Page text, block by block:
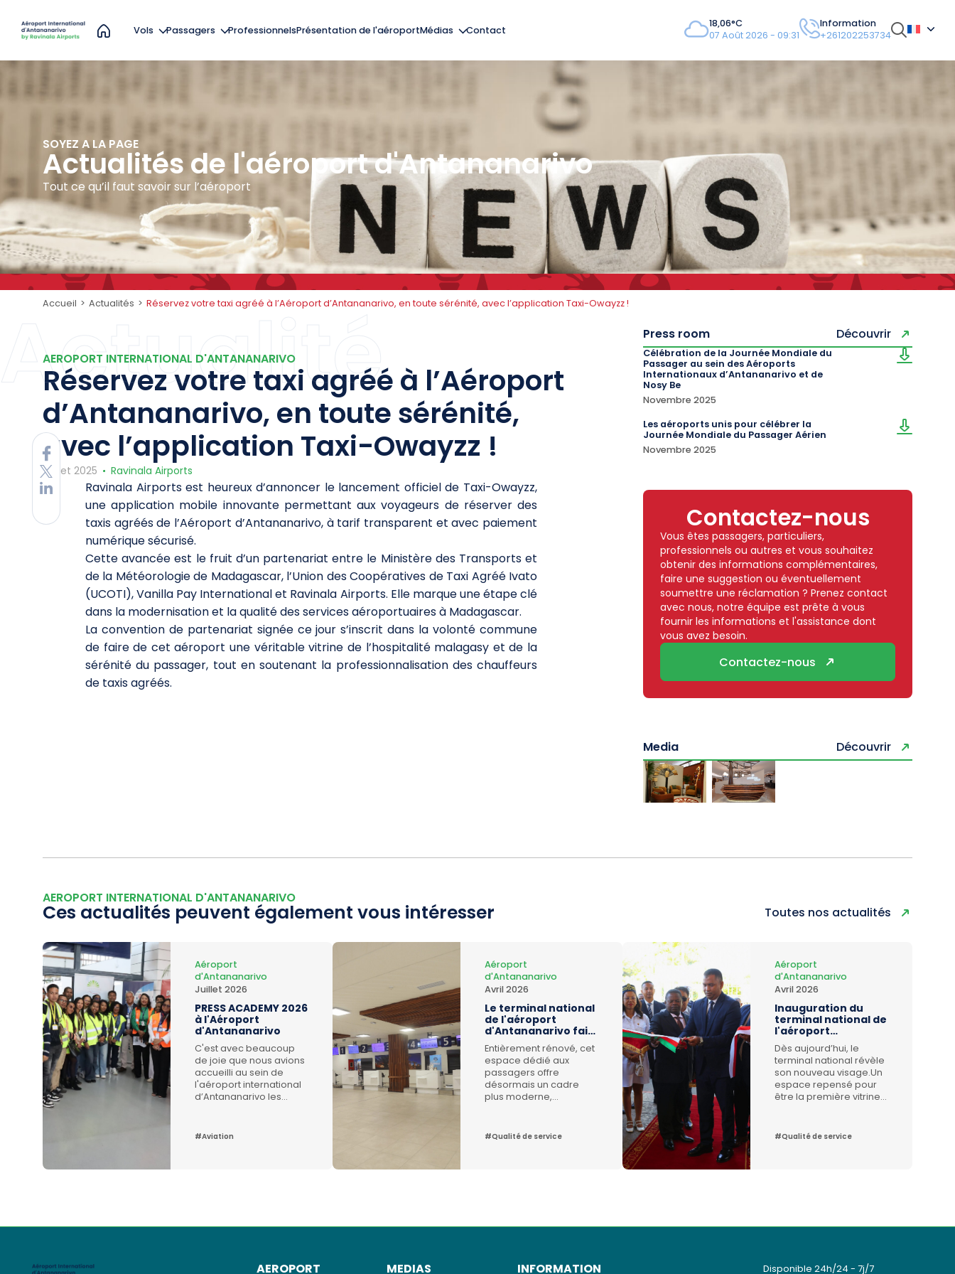
Vols
Formalités
Préparez votre voyage
Passagers
Boutiques et restauration
Services
Facilitez votre passage
à l'aéroport
ProfessionnelsPrésentation de l'aéroportMédias
FAQ
Questions les plus
posées
Contact
18,06°C
07 Août 2026 - 09:31
Information
+261202253734
SOYEZ A LA PAGE
Actualités de l'aéroport d'Antananarivo
Tout ce qu’il faut savoir sur l’aéroport
Accueil > Actualités > Réservez votre taxi agréé à l’Aéroport d’Antananarivo, en toute sérénité, avec l’application Taxi-Owayzz !
AEROPORT INTERNATIONAL D'ANTANANARIVO
Actualité
Réservez votre taxi agréé à l’Aéroport
d’Antananarivo, en toute sérénité,
avec l’application Taxi-Owayzz !
Juillet 2025 Ravinala Airports
Ravinala Airports est heureux d’annoncer le lancement officiel de Taxi-Owayzz,
une application mobile innovante permettant aux voyageurs de réserver des
taxis agréés de l’Aéroport d’Antananarivo, à tarif transparent et avec paiement
numérique sécurisé.
Cette avancée est le fruit d’un partenariat entre le Ministère des Transports et
de la Météorologie de Madagascar, l’Union des Coopératives de Taxi Agréé Ivato
(UCOTI), Vanilla Pay International et Ravinala Airports. Elle marque une étape clé
dans la modernisation et la qualité des services aéroportuaires à Madagascar.
La convention de partenariat signée ce jour s’inscrit dans la volonté commune
de faire de cet aéroport une véritable vitrine de l’hospitalité malagasy et de la
sérénité du passager, tout en soutenant la professionnalisation des chauffeurs
de taxis agréés.
Press room Découvrir
Célébration de la Journée Mondiale du
Passager au sein des Aéroports
Internationaux d’Antananarivo et de
Nosy Be
Novembre 2025
Les aéroports unis pour célébrer la
Journée Mondiale du Passager Aérien
Novembre 2025
Contactez-nous
Vous êtes passagers, particuliers,
professionnels ou autres et vous souhaitez
obtenir des informations complémentaires,
faire une suggestion ou éventuellement
soumettre une réclamation ? Prenez contact
avec nous, notre équipe est prête à vous
fournir les informations et l'assistance dont
vous avez besoin.
Contactez-nous
Media Découvrir
AEROPORT INTERNATIONAL D'ANTANANARIVO
Ces actualités peuvent également vous intéresser Toutes nos actualités
Aéroport
d'Antananarivo
Juillet 2026
PRESS ACADEMY 2026
à l'Aéroport
d'Antananarivo
C'est avec beaucoup
de joie que nous avions
accueilli au sein de
l'aéroport international
d’Antananarivo les
presse pour leur faire
client. Merci aux médias
elementor - v3.19.0 - 07-
#Aviation
Aéroport
d'Antananarivo
Avril 2026
Le terminal national
de l'aéroport
d'Antananarivo fait
peau neuve !
Entièrement rénové, cet
espace dédié aux
passagers offre
désormais un cadre
plus moderne,
ainsi l’expérience de
passagers/h- Ligne
d’embarquement : 380
#Qualité de service
Aéroport
d'Antananarivo
Avril 2026
Inauguration du
terminal national de
l'aéroport
d'Antananarivo
Dès aujourd’hui, le
terminal national révèle
son nouveau visage.Un
espace repensé pour
être la première vitrine
les passagers voyagent
moyenne 60
enregistrés à l'aéroport
#Qualité de service
AEROPORT MEDIAS INFORMATION Disponible 24h/24 - 7j/7